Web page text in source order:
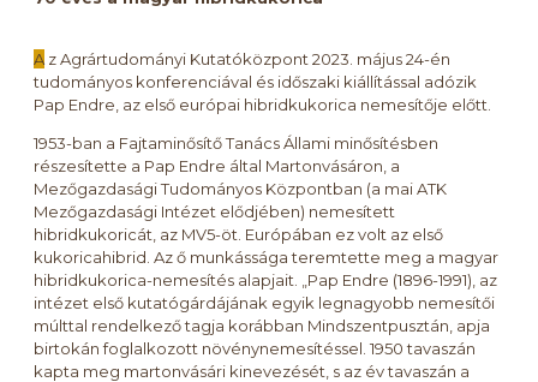
A z Agrártudományi Kutatóközpont 2023. május 24-én
tudományos konferenciával és időszaki kiállítással adózik
Pap Endre, az első európai hibridkukorica nemesítője előtt.
1953-ban a Fajtaminősítő Tanács Állami minősítésben
részesítette a Pap Endre által Martonvásáron, a
Mezőgazdasági Tudományos Központban (a mai ATK
Mezőgazdasági Intézet elődjében) nemesített
hibridkukoricát, az MV5-öt. Európában ez volt az első
kukoricahibrid. Az ő munkássága teremtette meg a magyar
hibridkukorica-nemesítés alapjait. „Pap Endre (1896-1991), az
intézet első kutatógárdájának egyik legnagyobb nemesítői
múlttal rendelkező tagja korábban Mindszentpusztán, apja
birtokán foglalkozott növénynemesítéssel. 1950 tavaszán
kapta meg martonvásári kinevezését, s az év tavaszán a